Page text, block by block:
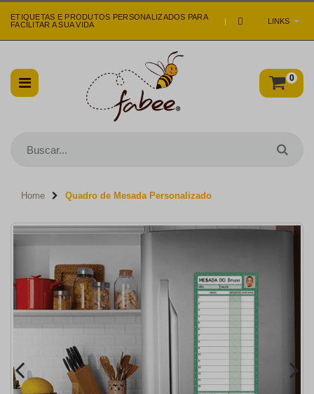
LINKS
ETIQUETAS E PRODUTOS PERSONALIZADOS PARA
FACILITAR A SUA VIDA
|
0
Home Quadro de Mesada Personalizado